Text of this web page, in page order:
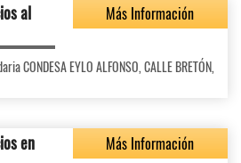
al Más Información
CONDESA EYLO ALFONSO, CALLE BRETÓN,
en Más Información